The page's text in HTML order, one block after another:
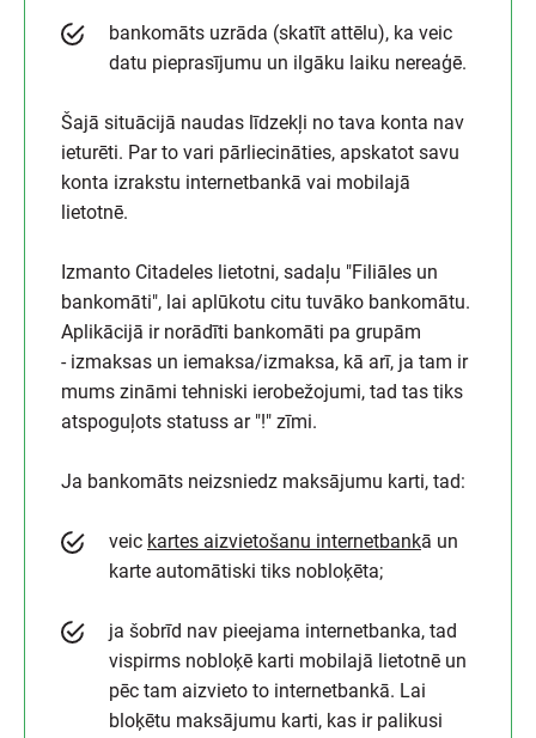
bankomāts uzrāda (skatīt attēlu), ka veic
datu pieprasījumu un ilgāku laiku nereaģē.
Šajā situācijā naudas līdzekļi no tava konta nav
ieturēti. Par to vari pārliecināties, apskatot savu
konta izrakstu internetbankā vai mobilajā
lietotnē.
Izmanto Citadeles lietotni, sadaļu "Filiāles un
bankomāti", lai aplūkotu citu tuvāko bankomātu.
Aplikācijā ir norādīti bankomāti pa grupām
- izmaksas un iemaksa/izmaksa, kā arī, ja tam ir
mums zināmi tehniski ierobežojumi, tad tas tiks
atspoguļots statuss ar "!" zīmi.
Ja bankomāts neizsniedz maksājumu karti, tad:
veic kartes aizvietošanu internetbankā un
karte automātiski tiks nobloķēta;
ja šobrīd nav pieejama internetbanka, tad
vispirms nobloķē karti mobilajā lietotnē un
pēc tam aizvieto to internetbankā. Lai
bloķētu maksājumu karti, kas ir palikusi